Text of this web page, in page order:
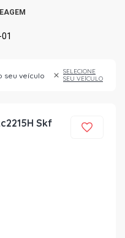
seu veículo
SELECIONE
SEU VEÍCULO
Skf